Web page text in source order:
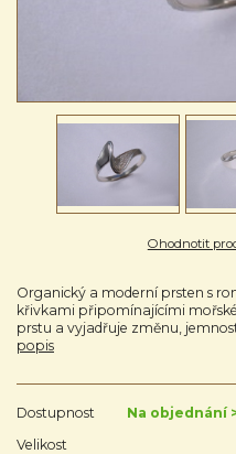
Ohodnotit
Organický a moderní prsten s
křivkami připomínajícími
prstu a vyjadřuje změnu,
popis
Dostupnost
Na objednání
Velikost